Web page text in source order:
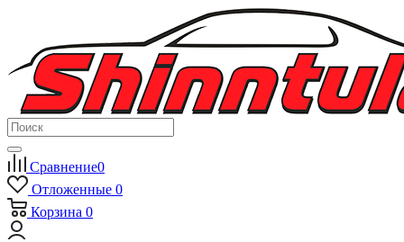
Сравнение0
Отложенные 0
Корзина 0